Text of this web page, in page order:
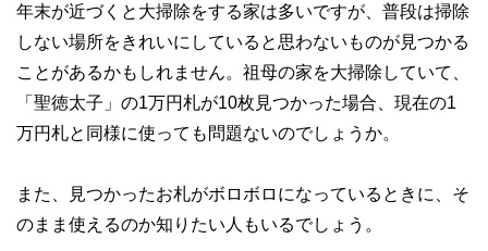
年末が近づくと大掃除をする家は多いですが、普段は掃除
しない場所をきれいにしていると思わないものが見つかる
ことがあるかもしれません。祖母の家を大掃除していて、
「聖徳太子」の1万円札が10枚見つかった場合、現在の1
万円札と同様に使っても問題ないのでしょうか。
また、見つかったお札がボロボロになっているときに、そ
のまま使えるのか知りたい人もいるでしょう。